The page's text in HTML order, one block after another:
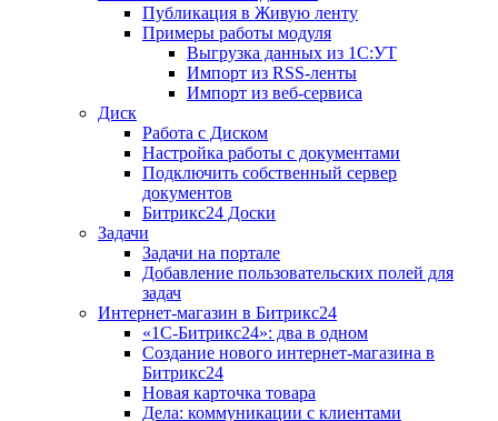
Публикация в Живую ленту
Примеры работы модуля
Выгрузка данных из 1С:УТ
Импорт из RSS-ленты
Импорт из веб-сервиса
Диск
Работа с Диском
Настройка работы с документами
Подключить собственный сервер
документов
Битрикс24 Доски
Задачи
Задачи на портале
Добавление пользовательских полей для
задач
Интернет-магазин в Битрикс24
«1С-Битрикс24»: два в одном
Создание нового интернет-магазина в
Битрикс24
Новая карточка товара
Дела: коммуникации с клиентами